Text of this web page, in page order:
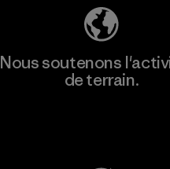
Nous soutenons
de terrain.